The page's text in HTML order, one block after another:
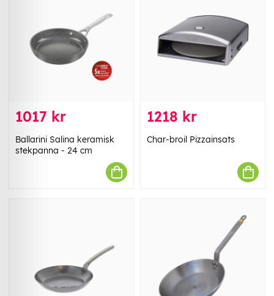
1017 kr
Ballarini Salina keramisk
stekpanna - 24 cm
1218 kr
Char-broil Pizzainsats